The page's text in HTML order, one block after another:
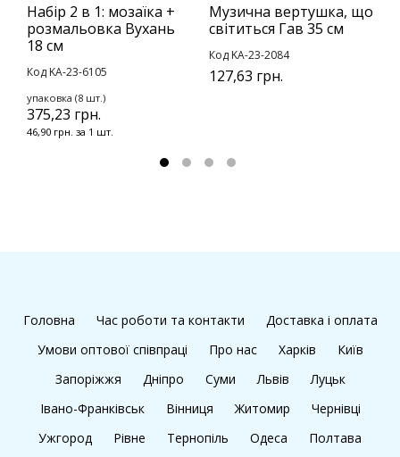
Набір 2 в 1: мозаїка +
розмальовка Вухань
18 см
Код KA-23-6105
упаковка (8 шт.)
375,23 грн.
46,90 грн. за 1 шт.
Музична вертушка, що
світиться Гав 35 см
Код KA-23-2084
127,63 грн.
Головна Час роботи та контакти
Доставка і оплата
Умови оптової співпраці
Про нас Харків
Київ
Запоріжжя
Дніпро Суми Львів
Луцьк
Івано-Франківськ
Вінниця Житомир
Чернівці
Ужгород
Рівне Тернопіль Одеса Полтава